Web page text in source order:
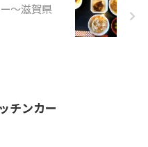
～滋賀県
チンカー